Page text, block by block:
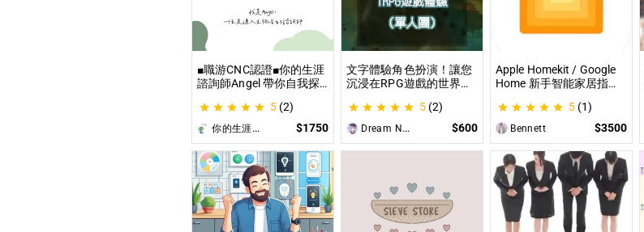
■職游CNC認證■你的生涯
諮詢師Angel 帶你自我探
索&職涯諮詢 | 🌳心理所碩
士 生涯諮詢師 Angel 為你
服務😊
5 (2)
你的生涯導航諮詢師Angel $1750
文字體驗角色扮演！讓您
沉浸在RPG遊戲的世界！
喚（單人團）！ 這是一個
為想體驗桌上型角色扮演
遊戲（TRPG）的玩家所
開設的體驗項目。
5 (2)
Dream Night Butterfly $600
Apple Homekit / Google
Home 新手智能家居指
從生態系選擇到設備挑
選，專家在線解答，輕鬆
打造理想的智慧生活
5 (1)
Bennett $3500